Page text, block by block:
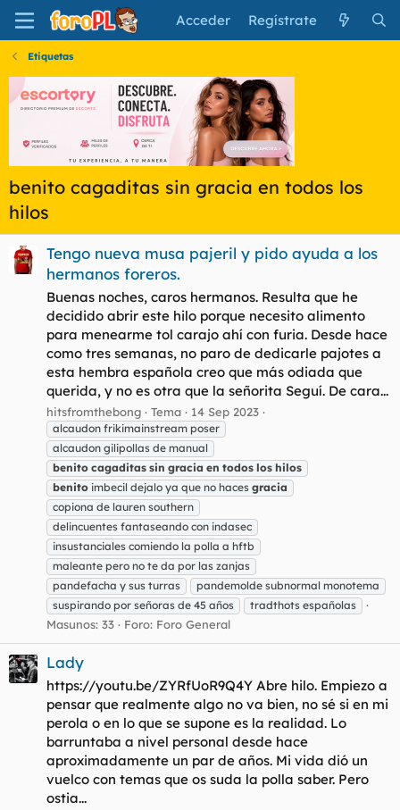
Acceder Regístrate
Etiquetas
benito cagaditas sin gracia en todos los
hilos
Tengo nueva musa pajeril y pido ayuda a los
hermanos foreros.
Buenas noches, caros hermanos. Resulta que he
decidido abrir este hilo porque necesito alimento
para menearme tol carajo ahí con furia. Desde hace
como tres semanas, no paro de dedicarle pajotes a
esta hembra española creo que más odiada que
querida, y no es otra que la señorita Seguí. De cara...
hitsfromthebong Tema 14 Sep 2023
alcaudon frikimainstream poser
alcaudon gilipollas de manual
benito cagaditas sin gracia en todos los hilos
benito imbecil dejalo ya que no haces gracia
copiona de lauren southern
delincuentes fantaseando con indasec
insustanciales comiendo la polla a hftb
maleante pero no te da por las zanjas
pandefacha y sus turras
pandemolde subnormal monotema
suspirando por señoras de 45 años
tradthots españolas
Masunos: 33 Foro: Foro General
Lady
https://youtu.be/ZYRfUoR9Q4Y Abre hilo. Empiezo a
pensar que realmente algo no va bien, no sé si en mi
perola o en lo que se supone es la realidad. Lo
barruntaba a nivel personal desde hace
aproximadamente un par de años. Mi vida dió un
vuelco con temas que os suda la polla saber. Pero
ostia...